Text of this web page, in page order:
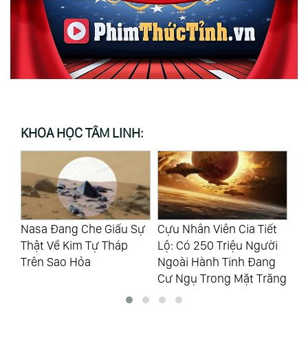
KHOA HỌC TÂM LINH:
Cựu Nhân Viên Cia Tiết
Lộ: Có 250 Triệu Người
Ngoài Hành Tinh Đang
Tổn Thương Tình Dục-
Phần 4